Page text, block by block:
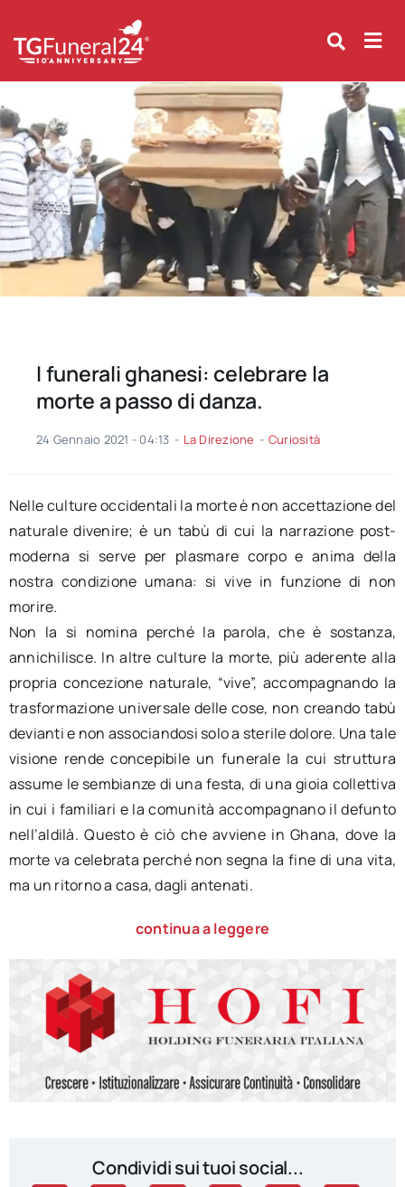
content
I funerali ghanesi: celebrare la
morte a passo di danza.
24 Gennaio 2021 - 04:13 - La Direzione - Curiosità
Nelle culture occidentali la morte è non accettazione del
naturale divenire; è un tabù di cui la narrazione post-
moderna si serve per plasmare corpo e anima della
nostra condizione umana: si vive in funzione di non
morire.
Non la si nomina perché la parola, che è sostanza,
annichilisce. In altre culture la morte, più aderente alla
propria concezione naturale, “vive”, accompagnando la
trasformazione universale delle cose, non creando tabù
devianti e non associandosi solo a sterile dolore. Una tale
visione rende concepibile un funerale la cui struttura
assume le sembianze di una festa, di una gioia collettiva
in cui i familiari e la comunità accompagnano il defunto
nell’aldilà. Questo è ciò che avviene in Ghana, dove la
morte va celebrata perché non segna la fine di una vita,
ma un ritorno a casa, dagli antenati.
continua a leggere
Condividi sui tuoi social...